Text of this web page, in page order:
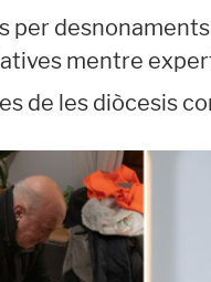
per
mentre
de les diòcesis